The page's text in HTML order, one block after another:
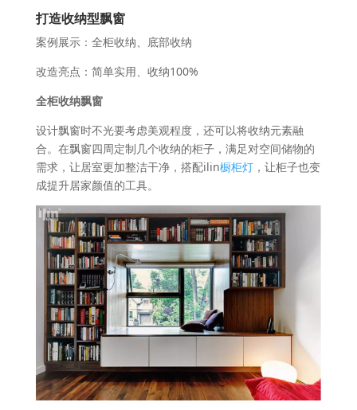
打造收纳型飘窗
案例展示：全柜收纳、底部收纳
改造亮点：简单实用、收纳100%
全柜收纳飘窗
设计飘窗时不光要考虑美观程度，还可以将收纳元素融
合。在飘窗四周定制几个收纳的柜子，满足对空间储物的
需求，让居室更加整洁干净，搭配ilin橱柜灯，让柜子也变
成提升居家颜值的工具。